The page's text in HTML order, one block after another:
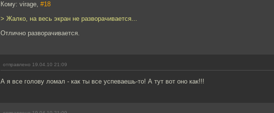
Кому: virage, #18
> Жалко, на весь экран не разворачивается...
Отлично разворачивается.
отправлено 19.04.10 21:09
А я все голову ломал - как ты все успеваешь-то! А тут вот оно как!!!